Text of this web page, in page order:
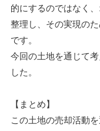
的にするのではなく
整理し、その実現の
です。
今回の土地を通じて
した。
【まとめ】
この土地の売却活動